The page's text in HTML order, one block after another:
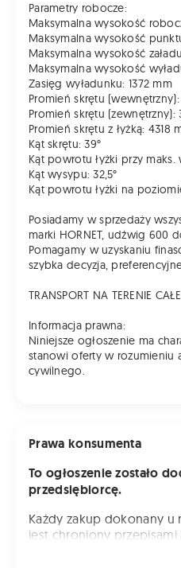
Parametry robocze:
Maksymalna wysokość
Maksymalna wysokość
Maksymalna wysokość
Maksymalna wysokość
Zasięg wyładunku: 1372 mm
Promień skrętu
Promień skrętu (zewnętrzny):
Promień skrętu z łyżką: 4318
Kąt skrętu: 39°
Kąt powrotu łyżki przy maks.
Kąt wysypu: 32,5°
Kąt powrotu łyżki na
Posiadamy w sprzedaży
marki HORNET, udźwig 600
Pomagamy w uzyskaniu
szybka decyzja,
TRANSPORT NA TERENIE
Informacja prawna:
Niniejsze ogłoszenie ma
stanowi oferty w rozumieniu
cywilnego.
Prawa konsumenta
To ogłoszenie zostało
przedsiębiorcę.
Każdy zakup dokonany
jest chroniony przepisami